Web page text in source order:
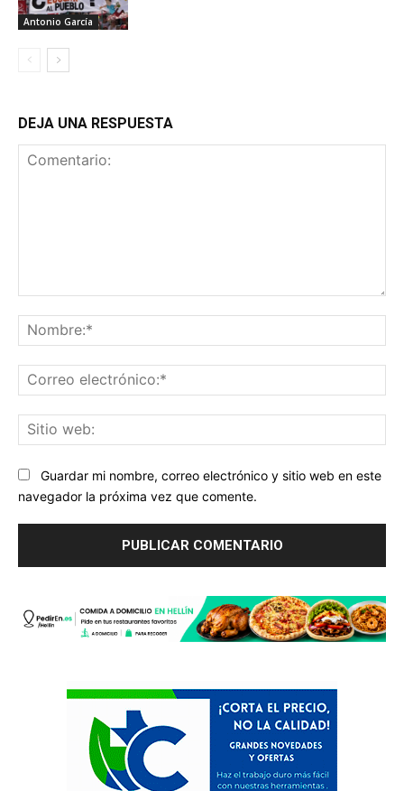
Antonio García
DEJA UNA RESPUESTA
Guardar mi nombre, correo electrónico y sitio web en este
navegador la próxima vez que comente.